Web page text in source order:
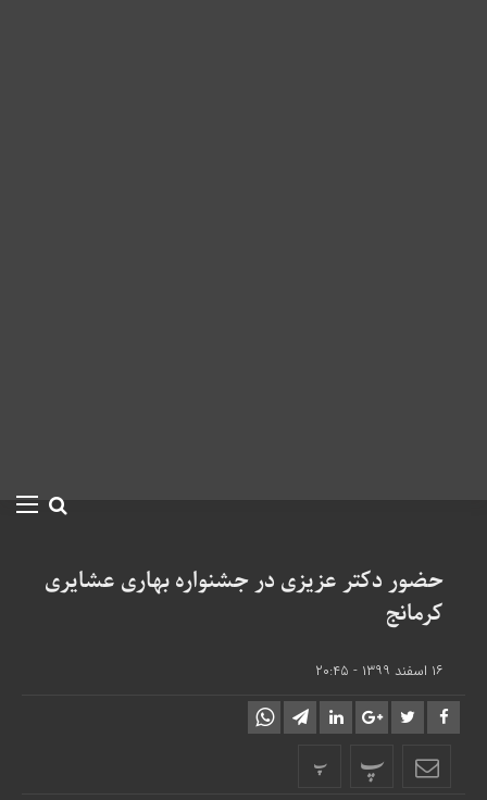
حضور دکتر عزیزی در جشنواره بهاری عشایری
کرمانج
۱۶ اسفند ۱۳۹۹ - ۲۰:۴۵
پ پ